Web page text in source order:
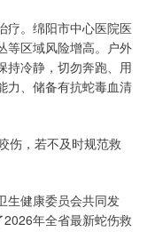
疗。绵阳市中心医院医
等区域风险增高。户外
持冷静，切勿奔跑、用
力、储备有抗蛇毒血清
伤，若不及时规范救
生健康委员会共同发
2026年全省最新蛇伤救